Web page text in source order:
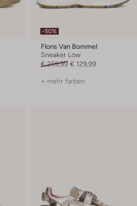
-50%
Floris Van Bommel
Sneaker Low
€ 259,99 € 129,99
+ mehr farben